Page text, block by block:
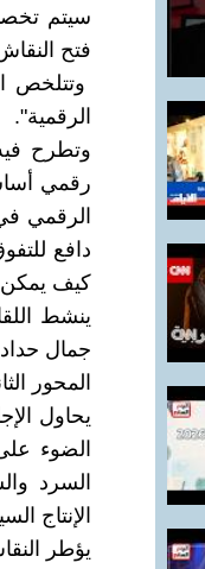
سيتم
فتح
وتتلخص
الرقمية".
وتطرح
رقمي
الرقمي
دافع
كيف يمكن
ينشط
جمال
المحور
يحاول
الضوء
السرد
الإنتاج
يؤطر